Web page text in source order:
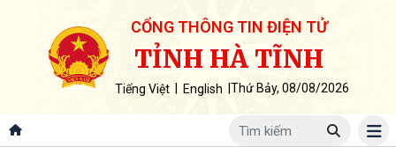
CỔNG THÔNG TIN ĐIỆN TỬ
TỈNH HÀ TĨNH
Tiếng Việt English Thứ Bảy, 08/08/2026